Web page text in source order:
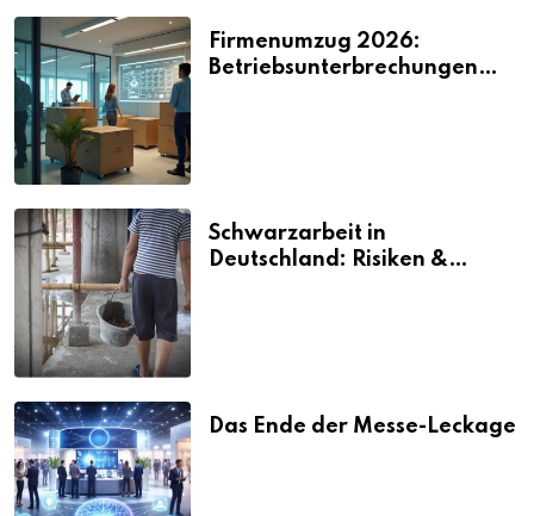
Firmenumzug 2026:
Betriebsunterbrechungen
Schwarzarbeit in
Deutschland: Risiken &
Das Ende der Messe-Leckage